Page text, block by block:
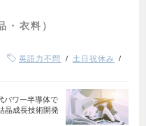
・衣料）
英語力不問
土日祝休み
パワー半導体で
晶成長技術開発